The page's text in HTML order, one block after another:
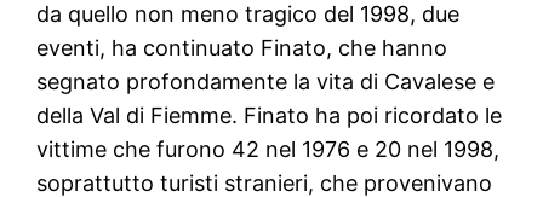
da quello non meno tragico del 1998, due
eventi, ha continuato Finato, che hanno
segnato profondamente la vita di Cavalese e
della Val di Fiemme. Finato ha poi ricordato le
vittime che furono 42 nel 1976 e 20 nel 1998,
soprattutto turisti stranieri, che provenivano